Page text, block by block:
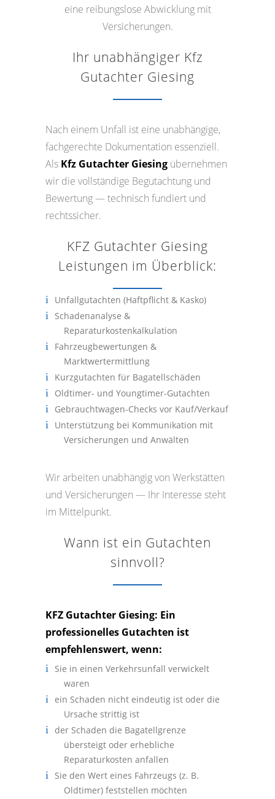
eine reibungslose Abwicklung mit
Versicherungen.
Ihr unabhängiger Kfz
Gutachter Giesing
Nach einem Unfall ist eine unabhängige,
fachgerechte Dokumentation essenziell.
Als Kfz Gutachter Giesing übernehmen
wir die vollständige Begutachtung und
Bewertung — technisch fundiert und
rechtssicher.
KFZ Gutachter Giesing
Leistungen im Überblick:
Unfallgutachten (Haftpflicht & Kasko)
Schadenanalyse &
Reparaturkostenkalkulation
Fahrzeugbewertungen &
Marktwertermittlung
Kurzgutachten für Bagatellschäden
Oldtimer- und Youngtimer-Gutachten
Gebrauchtwagen-Checks vor Kauf/Verkauf
Unterstützung bei Kommunikation mit
Versicherungen und Anwälten
Wir arbeiten unabhängig von Werkstätten
und Versicherungen — Ihr Interesse steht
im Mittelpunkt.
Wann ist ein Gutachten
sinnvoll?
KFZ Gutachter Giesing: Ein
professionelles Gutachten ist
empfehlenswert, wenn:
Sie in einen Verkehrsunfall verwickelt
waren
ein Schaden nicht eindeutig ist oder die
Ursache strittig ist
der Schaden die Bagatellgrenze
übersteigt oder erhebliche
Reparaturkosten anfallen
Sie den Wert eines Fahrzeugs (z. B.
Oldtimer) feststellen möchten